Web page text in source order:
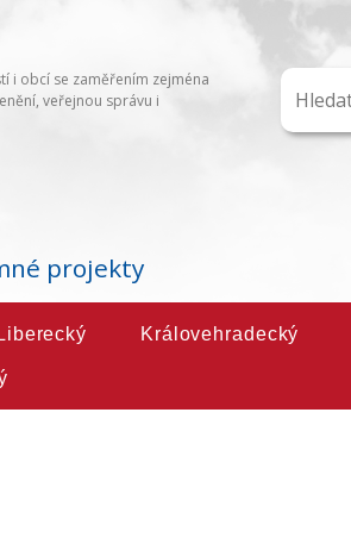
i obcí se zaměřením zejména
veřejnou správu i
projekty
Liberecký Královehradecký